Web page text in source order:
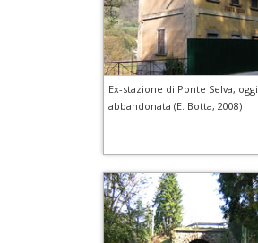
Ex-stazione di Ponte Selva, oggi
abbandonata (E. Botta, 2008)